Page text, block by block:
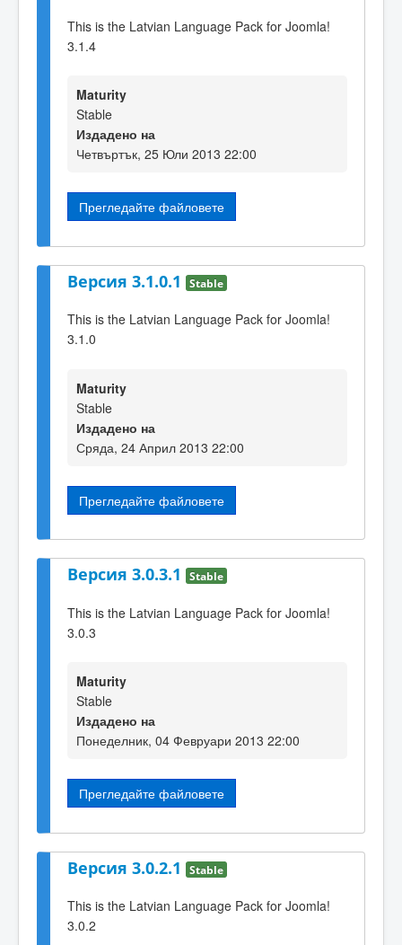
This is the Latvian Language Pack for Joomla!
3.1.4
Maturity
Stable
Издадено на
Четвъртък, 25 Юли 2013 22:00
Прегледайте файловете
Версия 3.1.0.1 Stable
This is the Latvian Language Pack for Joomla!
3.1.0
Maturity
Stable
Издадено на
Сряда, 24 Април 2013 22:00
Прегледайте файловете
Версия 3.0.3.1 Stable
This is the Latvian Language Pack for Joomla!
3.0.3
Maturity
Stable
Издадено на
Понеделник, 04 Февруари 2013 22:00
Прегледайте файловете
Версия 3.0.2.1 Stable
This is the Latvian Language Pack for Joomla!
3.0.2